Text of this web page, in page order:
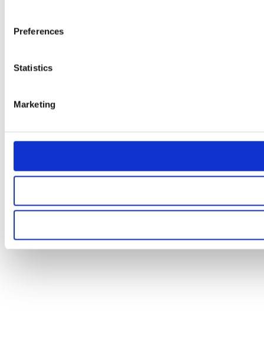
Preferences
Statistics
Marketing